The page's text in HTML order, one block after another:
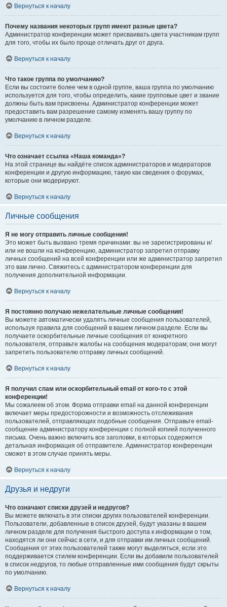
Вернуться к началу
Почему названия некоторых групп имеют разные цвета?
Администратор конференции может присваивать цвета участникам групп
для того, чтобы их было проще отличать друг от друга.
Вернуться к началу
Что такое группа по умолчанию?
Если вы состоите более чем в одной группе, ваша группа по умолчанию
используется для того, чтобы определить, какие групповые цвет и звание
должны быть вам присвоены. Администратор конференции может
предоставить вам разрешение самому изменять вашу группу по
умолчанию в личном разделе.
Вернуться к началу
Что означает ссылка «Наша команда»?
На этой странице вы найдёте список администраторов и модераторов
конференции и другую информацию, такую как сведения о форумах,
которые они модерируют.
Вернуться к началу
Личные сообщения
Я не могу отправить личные сообщения!
Это может быть вызвано тремя причинами: вы не зарегистрированы и/
или не вошли на конференцию, администратор запретил отправку
личных сообщений на всей конференции или же администратор запретил
это вам лично. Свяжитесь с администратором конференции для
получения дополнительной информации.
Вернуться к началу
Я постоянно получаю нежелательные личные сообщения!
Вы можете автоматически удалять личные сообщения пользователей,
используя правила для сообщений в вашем личном разделе. Если вы
получаете оскорбительные личные сообщения от конкретного
пользователя, отправьте жалобы на сообщения модераторам; они могут
запретить пользователю отправку личных сообщений.
Вернуться к началу
Я получил спам или оскорбительный email от кого-то с этой
конференции!
Мы сожалеем об этом. Форма отправки email на данной конференции
включает меры предосторожности и возможность отслеживания
пользователей, отправляющих подобные сообщения. Отправьте email-
сообщение администратору конференции с полной копией полученного
письма. Очень важно включить все заголовки, в которых содержится
детальная информация об отправителе. Администратор конференции
сможет в этом случае принять меры.
Вернуться к началу
Друзья и недруги
Что означают списки друзей и недругов?
Вы можете включать в эти списки других пользователей конференции.
Пользователи, добавленные в список друзей, будут указаны в вашем
личном разделе для получения быстрого доступа к информации о том,
находятся ли они сейчас в сети, и для отправки им личных сообщений.
Сообщения от этих пользователей также могут выделяться, если это
поддерживается стилем конференции. Если вы добавили пользователей
в список недругов, то любые отправленные ими сообщения будут скрыты
по умолчанию.
Вернуться к началу